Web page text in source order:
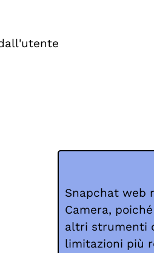
Snapchat web
Camera,
altri strumenti
limitazioni più